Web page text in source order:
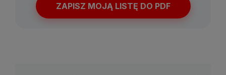
ZAPISZ MOJĄ LISTĘ DO PDF